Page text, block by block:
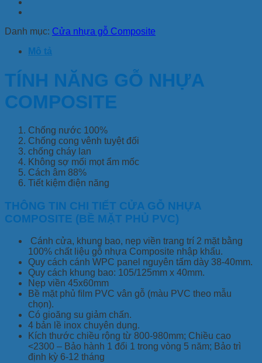
Danh mục: Cửa nhựa gỗ Composite
Mô tả
TÍNH NĂNG GỖ NHỰA
COMPOSITE
Chống nước 100%
Chống cong vênh tuyệt đối
chống cháy lan
Không sợ mối mọt ẩm mốc
Cách âm 88%
Tiết kiệm điện năng
THÔNG TIN CHI TIẾT CỬA GỖ NHỰA
COMPOSITE (BỀ MẶT PHỦ PVC)
Cánh cửa, khung bao, nẹp viền trang trí 2 mặt bằng
100% chất liệu gỗ nhựa Composite nhập khẩu.
Quy cách cánh WPC panel nguyên tấm dày 38-40mm.
Quy cách khung bao: 105/125mm x 40mm.
Nẹp viền 45x60mm
Bề mặt phủ ﬁlm PVC vân gỗ (màu PVC theo mẫu
chọn).
Có gioăng su giảm chấn.
4 bản lề inox chuyên dụng.
Kích thước chiều rộng từ 800-980mm; Chiều cao
<2300 – Bảo hành 1 đổi 1 trong vòng 5 năm; Bảo trì
định kỳ 6-12 tháng